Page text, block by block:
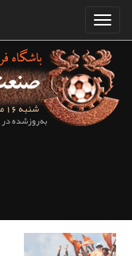
شنبه 16 مرداد ماه 1405
به‌روزشده در 1 ساعت و 3 دقیقه قبل